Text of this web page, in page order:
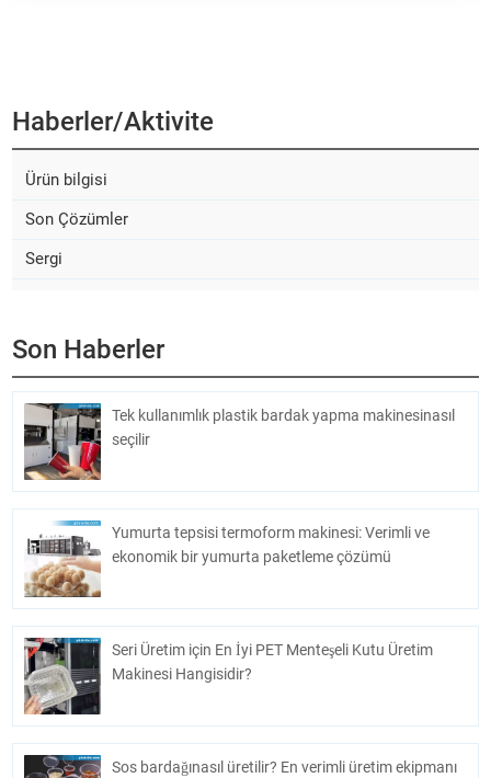
Haberler/aktivite
Ürün bilgisi
Son Çözümler
Sergi
Son Haberler
Tek kullanımlık plastik bardak yapma makinesinasıl
seçilir
Yumurta tepsisi termoform makinesi: Verimli ve
ekonomik bir yumurta paketleme çözümü
Seri Üretim için En İyi PET Menteşeli Kutu Üretim
Makinesi Hangisidir?
Sos bardağınasıl üretilir? En verimli üretim ekipmanı